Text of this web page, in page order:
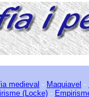
medieval - Maquiavel -
(Locke) -